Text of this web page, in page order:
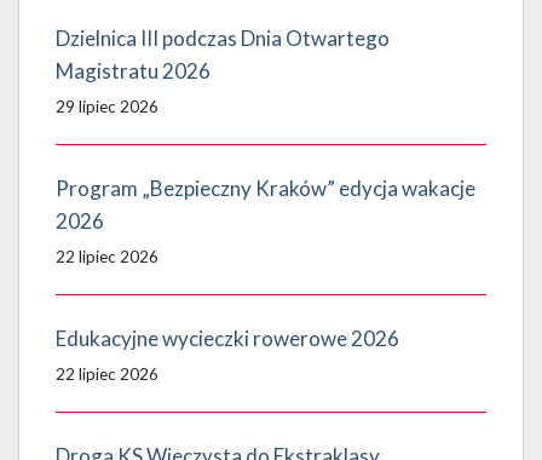
Dzielnica III podczas Dnia Otwartego
Magistratu 2026
29 lipiec 2026
Program „Bezpieczny Kraków” edycja wakacje
2026
22 lipiec 2026
Edukacyjne wycieczki rowerowe 2026
22 lipiec 2026